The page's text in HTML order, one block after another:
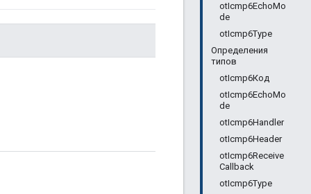
otIcmp6EchoMo
de
otIcmp6Type
Определения
типов
otIcmp6Код
otIcmp6EchoMo
de
otIcmp6Handler
otIcmp6Header
otIcmp6Receive
Callback
otIcmp6Type